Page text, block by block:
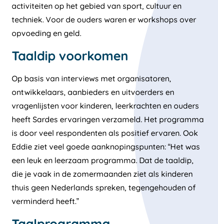
activiteiten op het gebied van sport, cultuur en
techniek. Voor de ouders waren er workshops over
opvoeding en geld.
Taaldip voorkomen
Op basis van interviews met organisatoren,
ontwikkelaars, aanbieders en uitvoerders en
vragenlijsten voor kinderen, leerkrachten en ouders
heeft Sardes ervaringen verzameld. Het programma
is door veel respondenten als positief ervaren. Ook
Eddie ziet veel goede aanknopingspunten: “Het was
een leuk en leerzaam programma. Dat de taaldip,
die je vaak in de zomermaanden ziet als kinderen
thuis geen Nederlands spreken, tegengehouden of
verminderd heeft.”